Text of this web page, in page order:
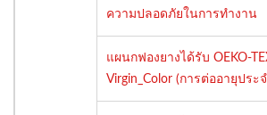
ความปลอดภัยในการทำงาน
แผนกฟองยางได้รับ OEKO-
Virgin_Color (การต่ออายุประ